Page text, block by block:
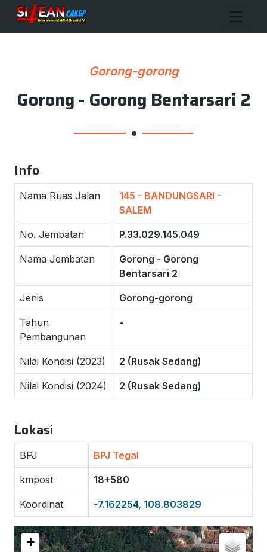
Gorong-gorong
Gorong - Gorong Bentarsari 2
Info
Nama Ruas Jalan
145 - BANDUNGSARI -
SALEM
No. Jembatan P.33.029.145.049
Nama Jembatan
Gorong - Gorong
Bentarsari 2
Jenis Gorong-gorong
Tahun
Pembangunan
-
Nilai Kondisi (2023) 2 (Rusak Sedang)
Nilai Kondisi (2024) 2 (Rusak Sedang)
Lokasi
BPJ BPJ Tegal
kmpost 18+580
Koordinat -7.162254, 108.803829
+